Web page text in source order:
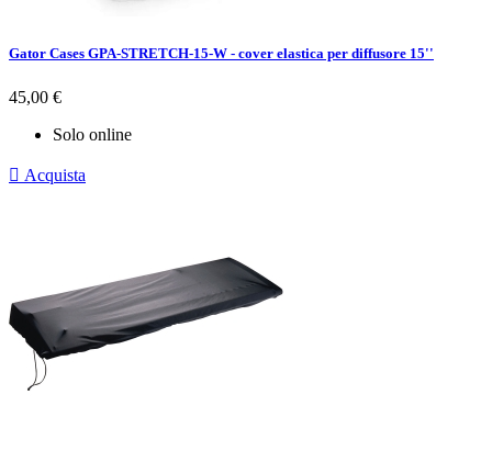
Gator Cases GPA-STRETCH-15-W - cover elastica per diffusore 15''
Prezzo
45,00 €
Solo online
 Acquista